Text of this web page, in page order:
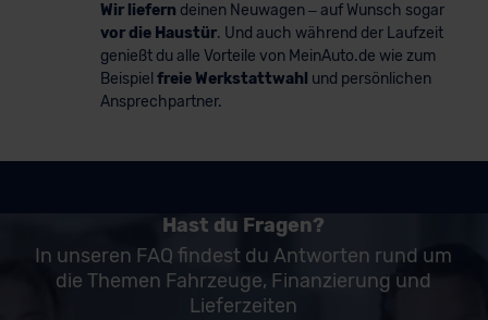
Wir liefern deinen Neuwagen – auf Wunsch sogar
vor die Haustür. Und auch während der Laufzeit
genießt du alle Vorteile von MeinAuto.de wie zum
Beispiel freie Werkstattwahl und persönlichen
Ansprechpartner.
Hast du Fragen?
In unseren FAQ findest du Antworten rund um
die Themen Fahrzeuge, Finanzierung und
Lieferzeiten